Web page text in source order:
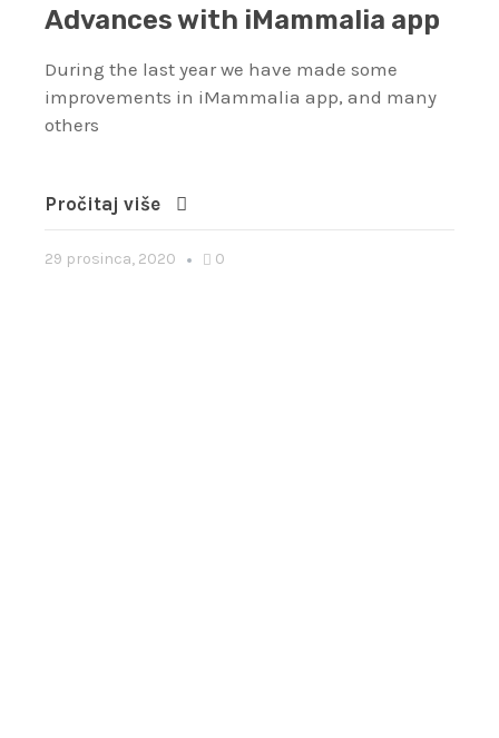
Advances with iMammalia app
During the last year we have made some
improvements in iMammalia app, and many
others
Pročitaj više
29 prosinca, 2020 0